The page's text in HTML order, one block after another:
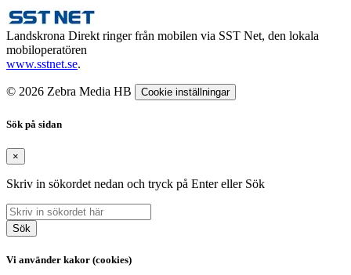
Landskrona Direkt ringer från mobilen via SST Net, den lokala
mobiloperatören
www.sstnet.se.
© 2026 Zebra Media HB Cookie inställningar
Sök på sidan
×
Skriv in sökordet nedan och tryck på Enter eller Sök
Sök
Vi använder kakor (cookies)